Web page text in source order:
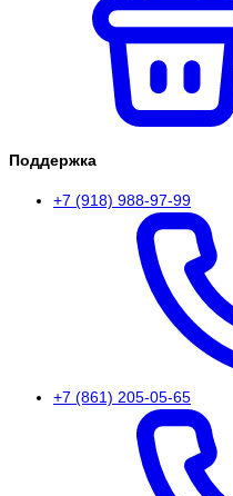
Поддержка
+7 (918) 988-97-99
+7 (861) 205-05-65